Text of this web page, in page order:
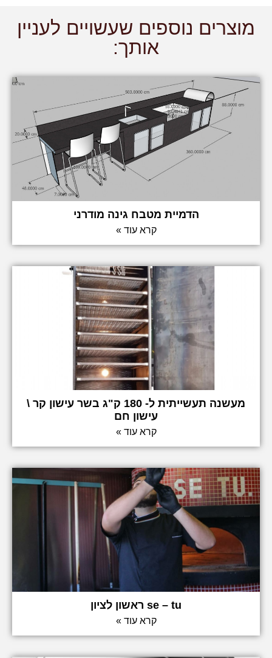
מוצרים נוספים שעשויים לעניין
אותך:
הדמיית מטבח גינה מודרני
קרא עוד »
מעשנה תעשייתית ל- 180 ק"ג בשר עישון קר \
עישון חם
קרא עוד »
se – tu ראשון לציון
קרא עוד »